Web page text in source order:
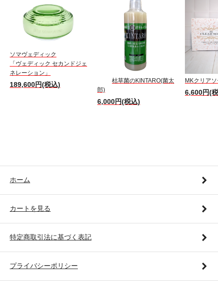
ソマヴェディック
「ヴェディック セカンドジェ
ネレーション」
189,600円(税込)
枯草菌のKINTARO(菌太
郎)
6,000円(税込)
MKクリア
6,600円(
ホーム
カートを見る
特定商取引法に基づく表記
プライバシーポリシー